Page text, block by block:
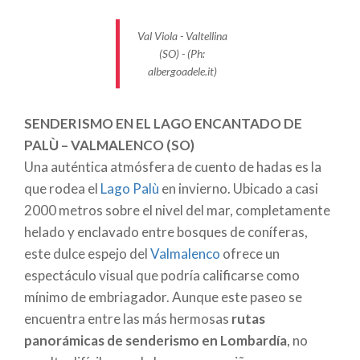
pinos piñoneros, llegaremos al claro de
(1990 metros), en una ubicación
encantadora debajo de los picosDosdè
sus glaciares. Es un recorrido con una señalización
realizarlo incluso de noche, equipados con una
linterna frontal.
ESTALACTITAS DE HIELO EN LA VIA MALA (BS)
¿Estás buscando un destino original para un
domingo helado con los niños? Pues debes saber
que, en invierno, los vertiginosos acantilados de la
históricaVía Mala del Dezzo, en la zona de
Bérgamo, se vuelven aún más interesantes debido a
las sorprendentescascadas de hieloque se forman
a bajas temperaturas. Aquí tenemos un recorrido de
Val Viola - Valtellina
(SO) - (Ph:
albergoadele.it)
SENDERISMO EN EL LAGO ENCANTADO DE
PALÙ – VALMALENCO (SO)
Una auténtica atmósfera de cuento de hadas es la
que rodea el Lago Palù en invierno. Ubicado a casi
2000 metros sobre el nivel del mar, completamente
helado y enclavado entre bosques de coníferas,
este dulce espejo delValmalenco ofrece un
espectáculo visual que podría calificarse como
mínimo de embriagador. Aunque este paseo se
encuentra entre las más hermosas rutas
panorámicas de senderismo en Lombardía, no